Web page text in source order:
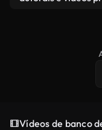
licenciamento
Vídeos de banco